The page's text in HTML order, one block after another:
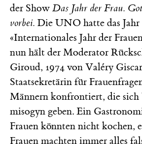
der Show Das Jahr der Frau.
vorbei. Die UNO hatte das Jahr
«Internationales Jahr der
nun hält der Moderator
Giroud, 1974 von Valéry
Staatsekretärin für
Männern konfrontiert, die sich
misogyn geben. Ein
Frauen könnten nicht kochen,
Frauen machten immer alles